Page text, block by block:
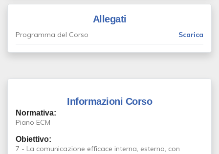
Allegati
Programma del Corso Scarica
Informazioni Corso
Normativa:
Piano ECM
Obiettivo:
7 - La comunicazione efficace interna, esterna, con